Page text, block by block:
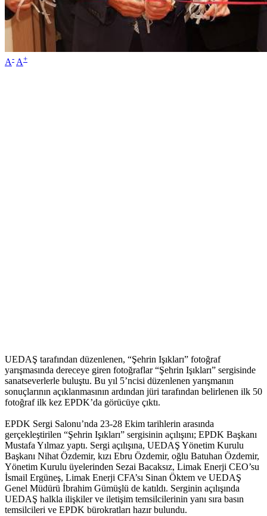
A- A+
UEDAŞ tarafından düzenlenen, “Şehrin Işıkları” fotoğraf
yarışmasında dereceye giren fotoğraflar “Şehrin Işıkları” sergisinde
sanatseverlerle buluştu. Bu yıl 5’ncisi düzenlenen yarışmanın
sonuçlarının açıklanmasının ardından jüri tarafından belirlenen ilk 50
fotoğraf ilk kez EPDK’da görücüye çıktı.
EPDK Sergi Salonu’nda 23-28 Ekim tarihlerin arasında
gerçekleştirilen “Şehrin Işıkları” sergisinin açılışını; EPDK Başkanı
Mustafa Yılmaz yaptı. Sergi açılışına, UEDAŞ Yönetim Kurulu
Başkanı Nihat Özdemir, kızı Ebru Özdemir, oğlu Batuhan Özdemir,
Yönetim Kurulu üyelerinden Sezai Bacaksız, Limak Enerji CEO’su
İsmail Ergüneş, Limak Enerji CFA’sı Sinan Öktem ve UEDAŞ
Genel Müdürü İbrahim Gümüşlü de katıldı. Serginin açılışında
UEDAŞ halkla ilişkiler ve iletişim temsilcilerinin yanı sıra basın
temsilcileri ve EPDK bürokratları hazır bulundu.